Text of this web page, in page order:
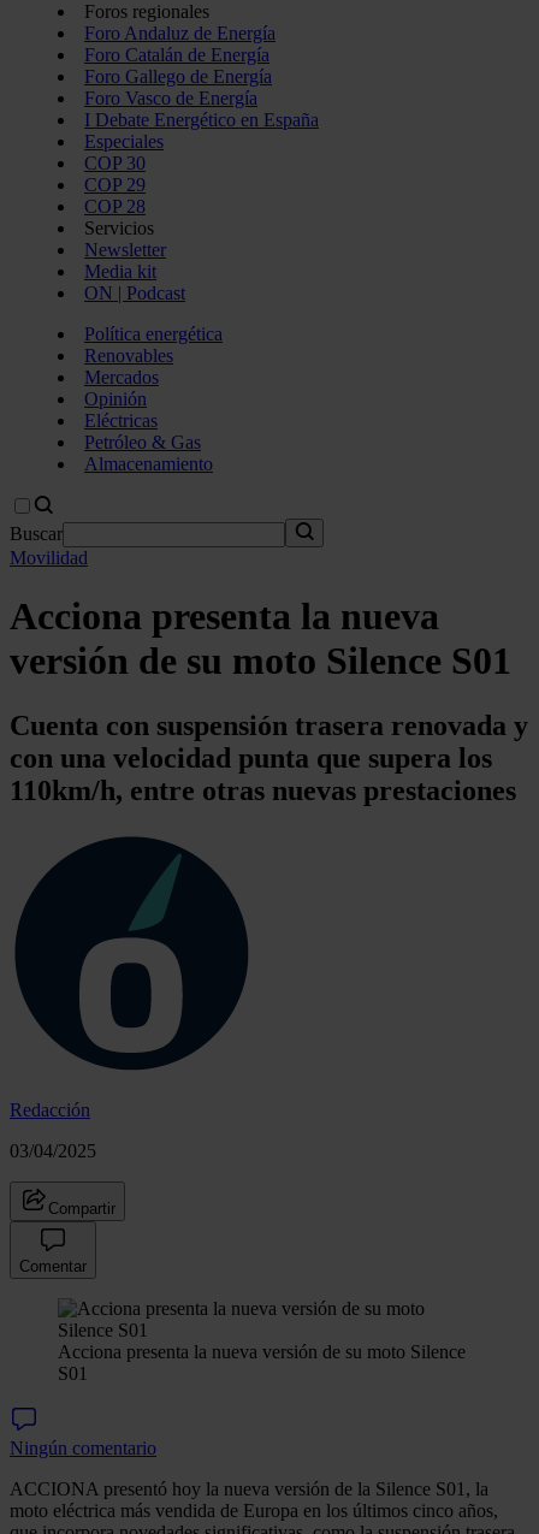
Foros regionales
Foro Andaluz de Energía
Foro Catalán de Energía
Foro Gallego de Energía
Foro Vasco de Energía
I Debate Energético en España
Especiales
COP 30
COP 29
COP 28
Servicios
Newsletter
Media kit
ON | Podcast
Política energética
Renovables
Mercados
Opinión
Eléctricas
Petróleo & Gas
Almacenamiento
Buscar
Movilidad
Acciona presenta la nueva
versión de su moto Silence S01
Cuenta con suspensión trasera renovada y
con una velocidad punta que supera los
110km/h, entre otras nuevas prestaciones
Redacción
03/04/2025
Compartir
Comentar
Acciona presenta la nueva versión de su moto Silence
S01
Ningún comentario
ACCIONA presentó hoy la nueva versión de la Silence S01, la
moto eléctrica más vendida de Europa en los últimos cinco años,